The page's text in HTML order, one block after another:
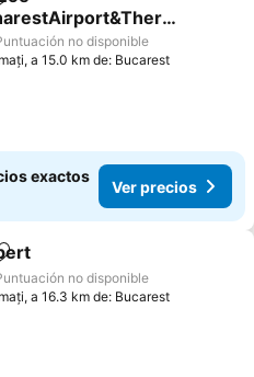
a favoritos
Otopeni 2no disponible
a 15.0 km de: Bucarest
exactos
Ver precios
a favoritos
no disponible
a 16.3 km de: Bucarest